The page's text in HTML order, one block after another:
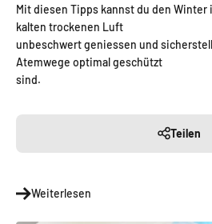
Mit diesen Tipps kannst du den Winter
kalten trockenen Luft
unbeschwert geniessen und
Atemwege optimal geschützt
sind.
Teilen
Weiterlesen